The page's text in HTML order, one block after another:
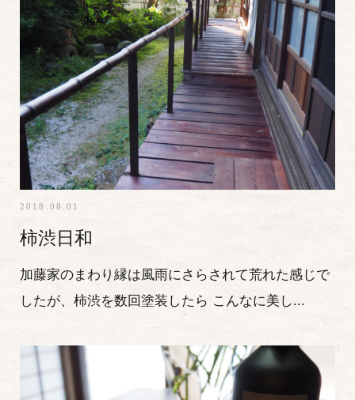
2018.08.01
柿渋日和
加藤家のまわり縁は風雨にさらされて荒れた感じで
したが、柿渋を数回塗装したら こんなに美し...